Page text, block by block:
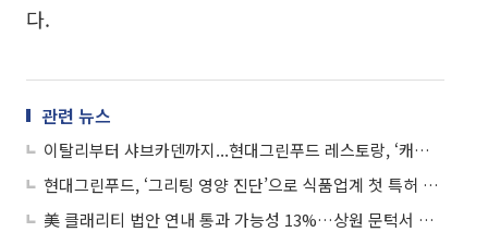
다.
관련 뉴스
이탈리부터 샤브카덴까지...현대그린푸드 레스토랑, ‘캐치테이블’로 한번에 예약
현대그린푸드, ‘그리팅 영양 진단’으로 식품업계 첫 특허 취득
美 클래리티 법안 연내 통과 가능성 13%…상원 문턱서 제동